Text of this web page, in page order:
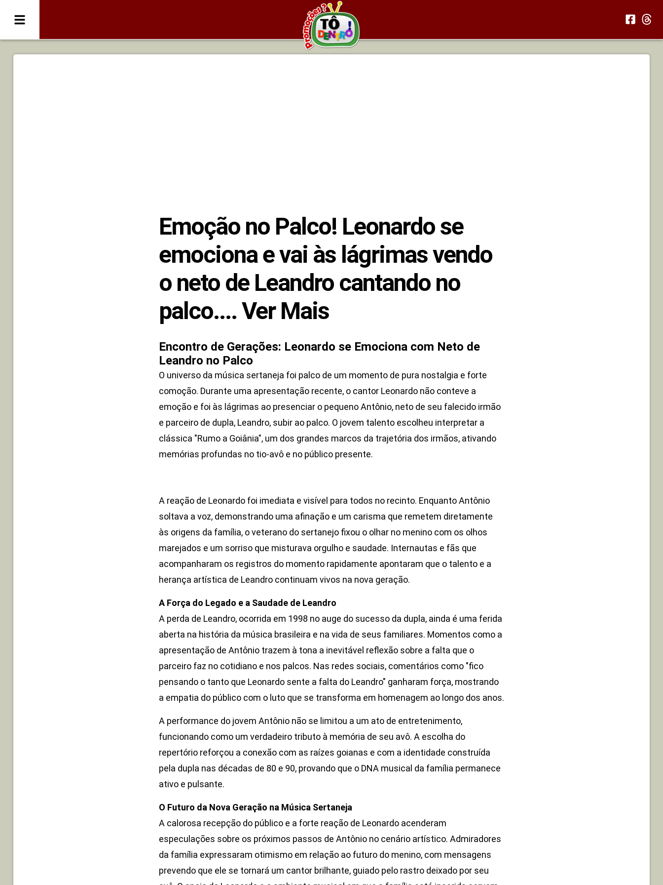
Emoção no Palco! Leonardo se
emociona e vai às lágrimas vendo
o neto de Leandro cantando no
palco.... Ver Mais
Encontro de Gerações: Leonardo se Emociona com Neto de
Leandro no Palco
O universo da música sertaneja foi palco de um momento de pura nostalgia e forte
comoção. Durante uma apresentação recente, o cantor Leonardo não conteve a
emoção e foi às lágrimas ao presenciar o pequeno Antônio, neto de seu falecido irmão
e parceiro de dupla, Leandro, subir ao palco. O jovem talento escolheu interpretar a
clássica "Rumo a Goiânia", um dos grandes marcos da trajetória dos irmãos, ativando
memórias profundas no tio-avô e no público presente.
A reação de Leonardo foi imediata e visível para todos no recinto. Enquanto Antônio
soltava a voz, demonstrando uma afinação e um carisma que remetem diretamente
às origens da família, o veterano do sertanejo fixou o olhar no menino com os olhos
marejados e um sorriso que misturava orgulho e saudade. Internautas e fãs que
acompanharam os registros do momento rapidamente apontaram que o talento e a
herança artística de Leandro continuam vivos na nova geração.
A Força do Legado e a Saudade de Leandro
A perda de Leandro, ocorrida em 1998 no auge do sucesso da dupla, ainda é uma ferida
aberta na história da música brasileira e na vida de seus familiares. Momentos como a
apresentação de Antônio trazem à tona a inevitável reflexão sobre a falta que o
parceiro faz no cotidiano e nos palcos. Nas redes sociais, comentários como "fico
pensando o tanto que Leonardo sente a falta do Leandro" ganharam força, mostrando
a empatia do público com o luto que se transforma em homenagem ao longo dos anos.
A performance do jovem Antônio não se limitou a um ato de entretenimento,
funcionando como um verdadeiro tributo à memória de seu avô. A escolha do
repertório reforçou a conexão com as raízes goianas e com a identidade construída
pela dupla nas décadas de 80 e 90, provando que o DNA musical da família permanece
ativo e pulsante.
O Futuro da Nova Geração na Música Sertaneja
A calorosa recepção do público e a forte reação de Leonardo acenderam
especulações sobre os próximos passos de Antônio no cenário artístico. Admiradores
da família expressaram otimismo em relação ao futuro do menino, com mensagens
prevendo que ele se tornará um cantor brilhante, guiado pelo rastro deixado por seu